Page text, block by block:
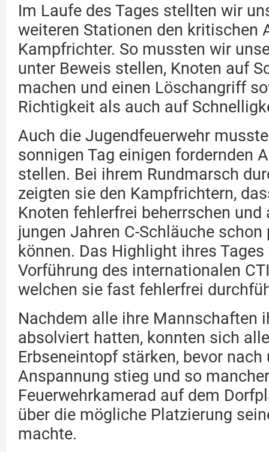
Im Laufe des Tages stellten wir
weiteren Stationen den kritischen
Kampfrichter. So mussten wir
unter Beweis stellen, Knoten auf
machen und einen Löschangriff
Richtigkeit als auch auf
Auch die Jugendfeuerwehr
sonnigen Tag einigen fordernden
stellen. Bei ihrem Rundmarsch
zeigten sie den Kampfrichtern,
Knoten fehlerfrei beherrschen und
jungen Jahren C-Schläuche
können. Das Highlight ihres
Vorführung des internationalen
welchen sie fast fehlerfrei
Nachdem alle ihre Mannschaften
absolviert hatten, konnten sich
Erbseneintopf stärken, bevor nach
Anspannung stieg und so mancher
Feuerwehrkamerad auf dem
über die mögliche Platzierung
machte.